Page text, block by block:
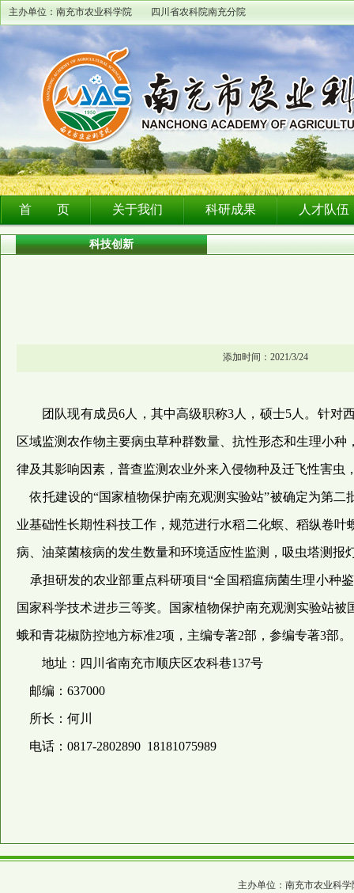
主办单位：南充市农业科学院 四川省农科院南充分院
首 页 关于我们 科研成果 人才队伍
科技创新
添加时间：2021/3/24
团队现有成员6人，其中高级职称3人，硕士5人。针
区域监测农作物主要病虫草种群数量、抗性形态和生理小
律及其影响因素，普查监测农业外来入侵物种及迁飞性害
依托建设的“国家植物保护南充观测实验站”被确定为第二
业基础性长期性科技工作，规范进行水稻二化螟、稻纵卷
病、油菜菌核病的发生数量和环境适应性监测，吸虫塔测
承担研发的农业部重点科研项目“全国稻瘟病菌生理小种
国家科学技术进步三等奖。国家植物保护南充观测实验站
蛾和青花椒防控地方标准2项，主编专著2部，参编专著3部。
地址：四川省南充市顺庆区农科巷137号
邮编：637000
所长：何川
电话：0817-2802890 18181075989
主办单位：南充市农业科